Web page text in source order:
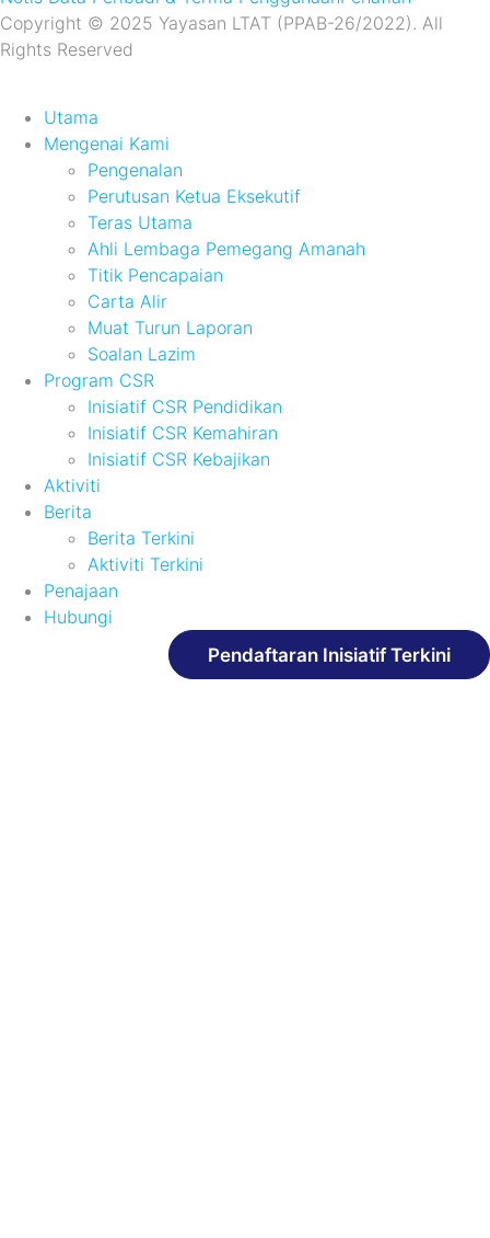
Copyright © 2025 Yayasan LTAT (PPAB-26/2022). All
Rights Reserved
Utama
Mengenai Kami
Pengenalan
Perutusan Ketua Eksekutif
Teras Utama
Ahli Lembaga Pemegang Amanah
Titik Pencapaian
Carta Alir
Muat Turun Laporan
Soalan Lazim
Program CSR
Inisiatif CSR Pendidikan
Inisiatif CSR Kemahiran
Inisiatif CSR Kebajikan
Aktiviti
Berita
Berita Terkini
Aktiviti Terkini
Penajaan
Hubungi
Pendaftaran Inisiatif Terkini